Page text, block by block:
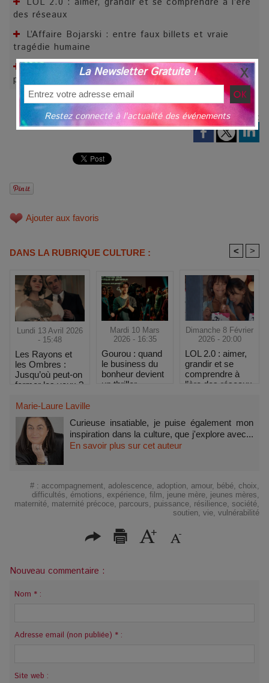
des réseaux
L’Affaire Bojarski : entre faux billets et vraie
tragédie humaine
La Femme de Ménage : Plongez dans le thriller
psychologique qui a conquis le monde !
Notez
Ajouter aux favoris
DANS LA RUBRIQUE CULTURE : < >
Lundi 13 Avril 2026
- 15:48
Les Rayons et
les Ombres :
Jusqu’où peut-on
fermer les yeux ?
Mardi 10 Mars
2026 - 16:35
Gourou : quand
le business du
bonheur devient
un thriller
Dimanche 8 Février
2026 - 20:00
LOL 2.0 : aimer,
grandir et se
comprendre à
l’ère des réseaux
Marie-Laure Laville
Curieuse insatiable, je puise également mon
inspiration dans la culture, que j'explore avec...
En savoir plus sur cet auteur
# : accompagnement, adolescence, adoption, amour, bébé, choix,
difficultés, émotions, expérience, film, jeune mère, jeunes mères,
maternité, maternité précoce, parcours, puissance, résilience, société,
soutien, vie, vulnérabilité
Nouveau commentaire :
Nom * :
Adresse email (non publiée) * :
Site web :
La Newsletter Gratuite !
Restez connecté à l'actualité des événements